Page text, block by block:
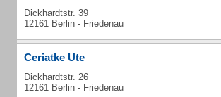
Dickhardtstr. 39
12161 Berlin - Friedenau
Ceriatke Ute
Dickhardtstr. 26
12161 Berlin - Friedenau